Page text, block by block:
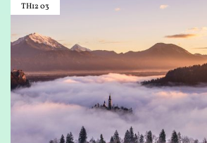
TH1203